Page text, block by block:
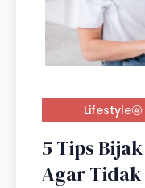
Lifestyle
5 Tips
Agar